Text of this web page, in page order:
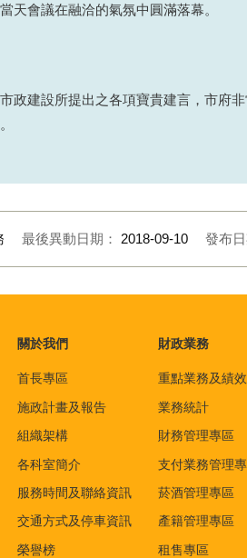
天會議在融洽的氣氛中圓滿落幕。
政建設所提出之各項寶貴建言，市府
最後異動日期： 2018-09-10 發布日
關於我們
首長專區
施政計畫及報告
組織架構
各科室簡介
服務時間及聯絡資訊
交通方式及停車資訊
榮譽榜
財政業務
重點業務及績效
業務統計
財務管理專區
支付業務管理
菸酒管理專區
產籍管理專區
租售專區